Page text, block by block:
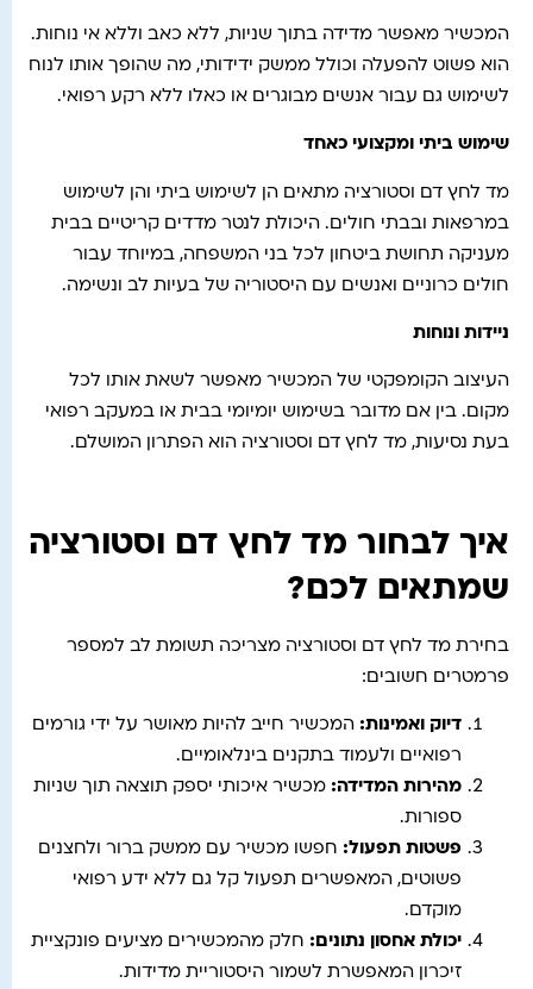
המכשיר מאפשר מדידה בתוך שניות, ללא כאב וללא אי נוחות.
הוא פשוט להפעלה וכולל ממשק ידידותי, מה שהופך אותו לנוח
לשימוש גם עבור אנשים מבוגרים או כאלו ללא רקע רפואי.
שימוש ביתי ומקצועי כאחד
מד לחץ דם וסטורציה מתאים הן לשימוש ביתי והן לשימוש
במרפאות ובבתי חולים. היכולת לנטר מדדים קריטיים בבית
מעניקה תחושת ביטחון לכל בני המשפחה, במיוחד עבור
חולים כרוניים ואנשים עם היסטוריה של בעיות לב ונשימה.
ניידות ונוחות
העיצוב הקומפקטי של המכשיר מאפשר לשאת אותו לכל
מקום. בין אם מדובר בשימוש יומיומי בבית או במעקב רפואי
בעת נסיעות, מד לחץ דם וסטורציה הוא הפתרון המושלם.
איך לבחור מד לחץ דם וסטורציה
שמתאים לכם?
בחירת מד לחץ דם וסטורציה מצריכה תשומת לב למספר
פרמטרים חשובים:
דיוק ואמינות: המכשיר חייב להיות מאושר על ידי גורמים
רפואיים ולעמוד בתקנים בינלאומיים.
מהירות המדידה: מכשיר איכותי יספק תוצאה תוך שניות
ספורות.
פשטות תפעול: חפשו מכשיר עם ממשק ברור ולחצנים
פשוטים, המאפשרים תפעול קל גם ללא ידע רפואי
מוקדם.
יכולת אחסון נתונים: חלק מהמכשירים מציעים פונקציית
זיכרון המאפשרת לשמור היסטוריית מדידות.